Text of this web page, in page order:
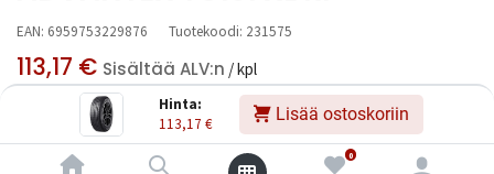
Hinta:
113,17 € Lisää ostoskoriin
0
EAN: 6959753229876 Tuotekoodi: 231575
113,17 € Sisältää ALV:n / kpl
Toimittajilla (kotimaa): Saatavilla
Toimitusaika:
3 arkipäivää